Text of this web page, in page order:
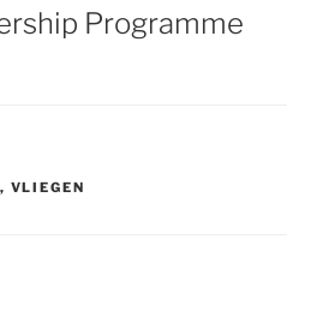
Programme
, VLIEGEN